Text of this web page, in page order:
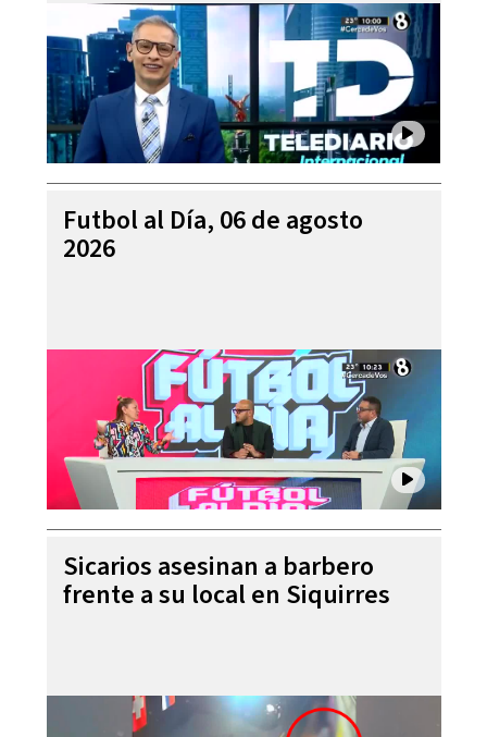
Futbol al Día, 06 de agosto
2026
Sicarios asesinan a barbero
frente a su local en Siquirres